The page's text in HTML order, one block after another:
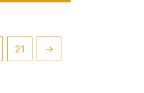
21 →